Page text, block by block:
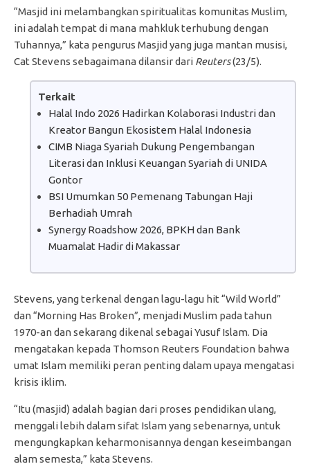
“Masjid ini melambangkan spiritualitas komunitas Muslim,
ini adalah tempat di mana mahkluk terhubung dengan
Tuhannya,” kata pengurus Masjid yang juga mantan musisi,
Cat Stevens sebagaimana dilansir dari Reuters(23/5).
Terkait
Halal Indo 2026 Hadirkan Kolaborasi Industri dan
Kreator Bangun Ekosistem Halal Indonesia
CIMB Niaga Syariah Dukung Pengembangan
Literasi dan Inklusi Keuangan Syariah di UNIDA
Gontor
BSI Umumkan 50 Pemenang Tabungan Haji
Berhadiah Umrah
Synergy Roadshow 2026, BPKH dan Bank
Muamalat Hadir di Makassar
Stevens, yang terkenal dengan lagu-lagu hit “Wild World”
dan “Morning Has Broken”, menjadi Muslim pada tahun
1970-an dan sekarang dikenal sebagai Yusuf Islam. Dia
mengatakan kepada Thomson Reuters Foundation bahwa
umat Islam memiliki peran penting dalam upaya mengatasi
krisis iklim.
“Itu (masjid) adalah bagian dari proses pendidikan ulang,
menggali lebih dalam sifat Islam yang sebenarnya, untuk
mengungkapkan keharmonisannya dengan keseimbangan
alam semesta,” kata Stevens.